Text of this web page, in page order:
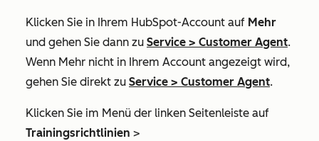
Klicken Sie in Ihrem HubSpot-Account auf Mehr
und gehen Sie dann zu Service > Customer Agent.
Wenn Mehr nicht in Ihrem Account angezeigt wird,
gehen Sie direkt zu Service > Customer Agent.
Klicken Sie im Menü der linken Seitenleiste auf
Trainingsrichtlinien >